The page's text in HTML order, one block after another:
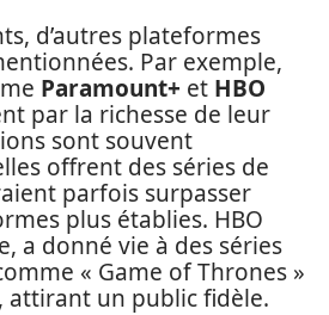
d’autres plateformes
Par exemple,
Paramount+ et HBO
par la richesse de leur
sont souvent
offrent des séries de
parfois surpasser
plus établies. HBO
a donné vie à des séries
« Game of Thrones »
attirant un public fidèle.